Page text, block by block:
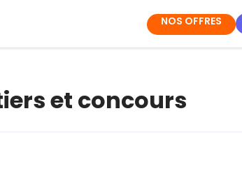
NOS OFFRES
et concours